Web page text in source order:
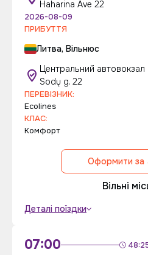
Haharina Ave 22
2026-08-09
ПРИБУТТЯ
Литва, Вільнюс
Центральний автовокзал
Sodų g. 22
ПЕРЕВІЗНИК:
Ecolines
КЛАС:
Комфорт
Оформити за
Вільні
Деталі поїздки
07:00